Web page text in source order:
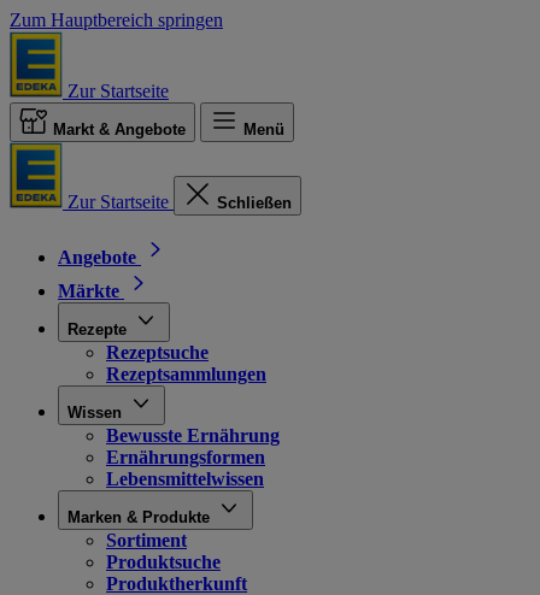
Zum Hauptbereich springen
Zur Startseite
Markt & Angebote Menü
Zur Startseite Schließen
Angebote
Märkte
Rezepte
Rezeptsuche
Rezeptsammlungen
Wissen
Bewusste Ernährung
Ernährungsformen
Lebensmittelwissen
Marken & Produkte
Sortiment
Produktsuche
Produktherkunft